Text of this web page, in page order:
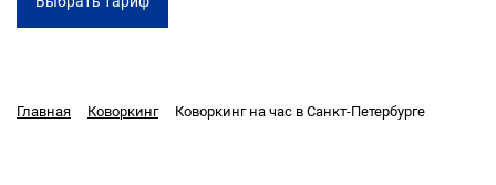
Главная Коворкинг Коворкинг на час в Санкт-Петербурге